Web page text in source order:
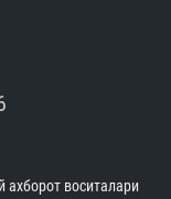
воситалари